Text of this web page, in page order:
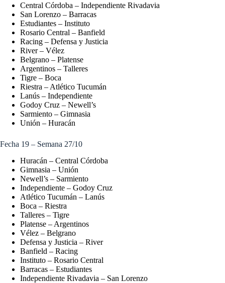
Central Córdoba – Independiente Rivadavia
San Lorenzo – Barracas
Estudiantes – Instituto
Rosario Central – Banfield
Racing – Defensa y Justicia
River – Vélez
Belgrano – Platense
Argentinos – Talleres
Tigre – Boca
Riestra – Atlético Tucumán
Lanús – Independiente
Godoy Cruz – Newell’s
Sarmiento – Gimnasia
Unión – Huracán
Fecha 19 – Semana 27/10
Huracán – Central Córdoba
Gimnasia – Unión
Newell’s – Sarmiento
Independiente – Godoy Cruz
Atlético Tucumán – Lanús
Boca – Riestra
Talleres – Tigre
Platense – Argentinos
Vélez – Belgrano
Defensa y Justicia – River
Banfield – Racing
Instituto – Rosario Central
Barracas – Estudiantes
Independiente Rivadavia – San Lorenzo